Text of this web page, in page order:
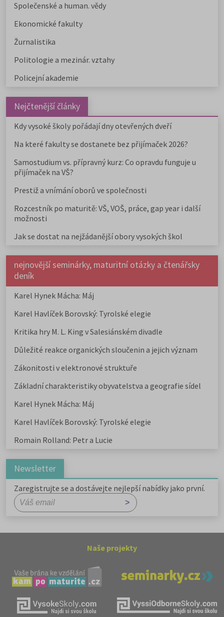
Společenské a human. vědy
Ekonomické fakulty
Žurnalistika
Politologie a mezinár. vztahy
Policejní akademie
Nejčtenější články
Kdy vysoké školy pořádají dny otevřených dveří
Na které fakulty se dostanete bez přijímaček 2026?
Samostudium vs. přípravný kurz: Co opravdu funguje u
přijímaček na VŠ?
Prestiž a vnímání oborů ve společnosti
Rozcestník po maturitě: VŠ, VOŠ, práce, gap year i další
možnosti
Jak se dostat na nejžádanější obory vysokých škol
nejnovější seminárky, maturitní otázky a čtenářsky
deník
Karel Hynek Mácha: Máj
Karel Havlíček Borovský: Tyrolské elegie
Kritika hry M. L. King v Salesiánském divadle
Důležité reakce organických sloučenin a jejich význam
Zákonitosti v elektronové struktuře
Základní charakteristiky obyvatelstva a geografie sídel
Karel Hynek Mácha: Máj
Karel Havlíček Borovský: Tyrolské elegie
Romain Rolland: Petr a Lucie
Newsletter
Zaregistrujte se a dostávejte nejlepší nabídky jako první.
Naše projekty